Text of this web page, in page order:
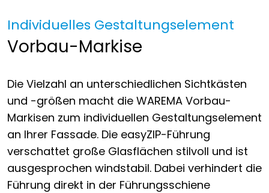
Individuelles Gestaltungselement
Vorbau-Markise
Die Vielzahl an unterschiedlichen Sichtkästen
und -größen macht die WAREMA Vorbau-
Markisen zum individuellen Gestaltungselement
an Ihrer Fassade. Die easyZIP-Führung
verschattet große Glasflächen stilvoll und ist
ausgesprochen windstabil. Dabei verhindert die
Führung direkt in der Führungsschiene